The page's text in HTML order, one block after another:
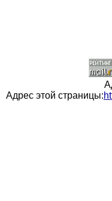
Адрес этой страницы: